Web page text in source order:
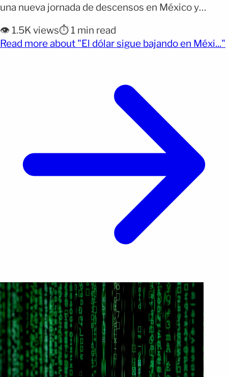
una nueva jornada de descensos en México y
en el mercado cambiario colombiano. En República
Dominicana, la moneda estadounidense mostró
👁️ 1.5K views⏱️ 1 min read
Read more about "El dólar sigue bajando en Méxi..."